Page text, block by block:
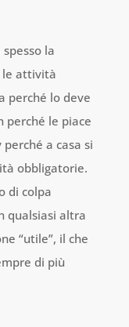
la
le attività
perché lo deve
perché le piace
a casa si
obbligatorie.
di colpa
qualsiasi altra
“utile”, il che
di più